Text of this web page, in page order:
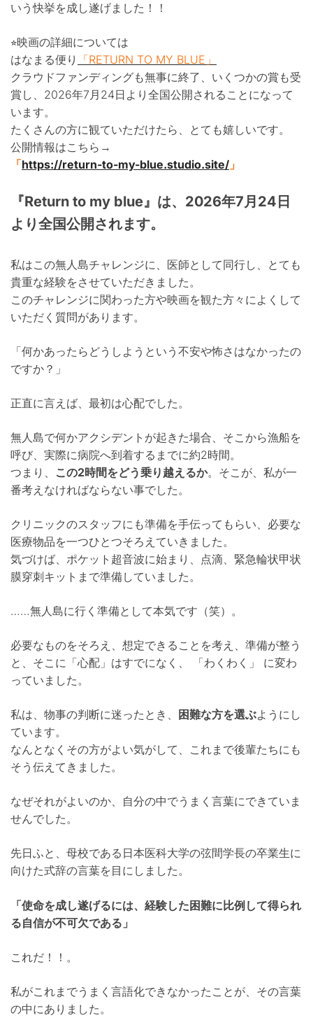
いう快挙を成し遂げました！！
⭐︎映画の詳細については
はなまる便り
「RETURN TO MY BLUE」
クラウドファンディングも無事に終了、いくつかの賞も受
賞し、2026年7月24日より全国公開されることになって
います。
たくさんの方に観ていただけたら、とても嬉しいです。
公開情報はこちら→
「https://return-to-my-blue.studio.site/ 」
『Return to my blue』は、2026年7月24日
より全国公開されます。
私はこの無人島チャレンジに、医師として同行し、とても
貴重な経験をさせていただきました。
このチャレンジに関わった方や映画を観た方々によくして
いただく質問があります。
「何かあったらどうしようという不安や怖さはなかったの
ですか？」
正直に言えば、最初は心配でした。
無人島で何かアクシデントが起きた場合、そこから漁船を
呼び、実際に病院へ到着するまでに約2時間。
つまり、 この2時間をどう乗り越えるか。そこが、私が一
番考えなければならない事でした。
クリニックのスタッフにも準備を手伝ってもらい、必要な
医療物品を一つひとつそろえていきました。
気づけば、ポケット超音波に始まり、点滴、緊急輪状甲状
膜穿刺キットまで準備していました。
……無人島に行く準備として本気です（笑）。
必要なものをそろえ、想定できることを考え、準備が整う
と、そこに「心配」はすでになく、 「わくわく」 に変わ
っていました。
私は、物事の判断に迷ったとき、 困難な方を選ぶようにし
ています。
なんとなくその方がよい気がして、これまで後輩たちにも
そう伝えてきました。
なぜそれがよいのか、自分の中でうまく言葉にできていま
せんでした。
先日ふと、母校である日本医科大学の弦間学長の卒業生に
向けた式辞の言葉を目にしました。
「使命を成し遂げるには、経験した困難に比例して得られ
る自信が不可欠である」
これだ！！。
私がこれまでうまく言語化できなかったことが、その言葉
の中にありました。